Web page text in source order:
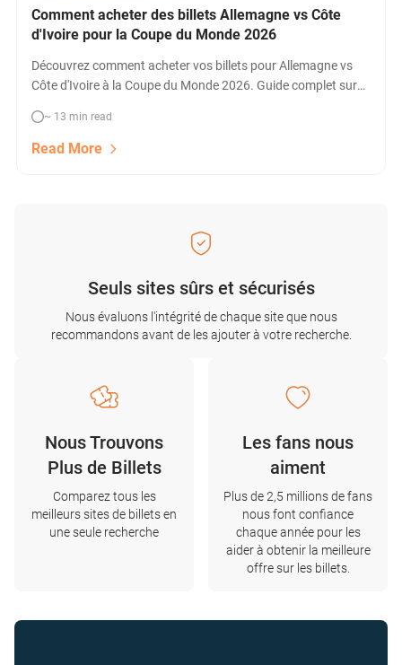
Comment acheter des billets Allemagne vs Côte
d'Ivoire pour la Coupe du Monde 2026
Découvrez comment acheter vos billets pour Allemagne vs
Côte d'Ivoire à la Coupe du Monde 2026. Guide complet sur
pour obtenir votre place au match à Toronto.
~ 13 min read
Read More
Seuls sites sûrs et sécurisés
Nous évaluons l'intégrité de chaque site que nous
recommandons avant de les ajouter à votre recherche.
Nous Trouvons
Plus de Billets
Comparez tous les
meilleurs sites de billets en
une seule recherche
Les fans nous
aiment
Plus de 2,5 millions de fans
nous font confiance
chaque année pour les
aider à obtenir la meilleure
offre sur les billets.